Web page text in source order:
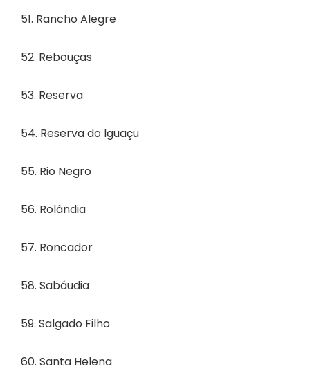
51. Rancho Alegre
52. Rebouças
53. Reserva
54. Reserva do Iguaçu
55. Rio Negro
56. Rolândia
57. Roncador
58. Sabáudia
59. Salgado Filho
60. Santa Helena